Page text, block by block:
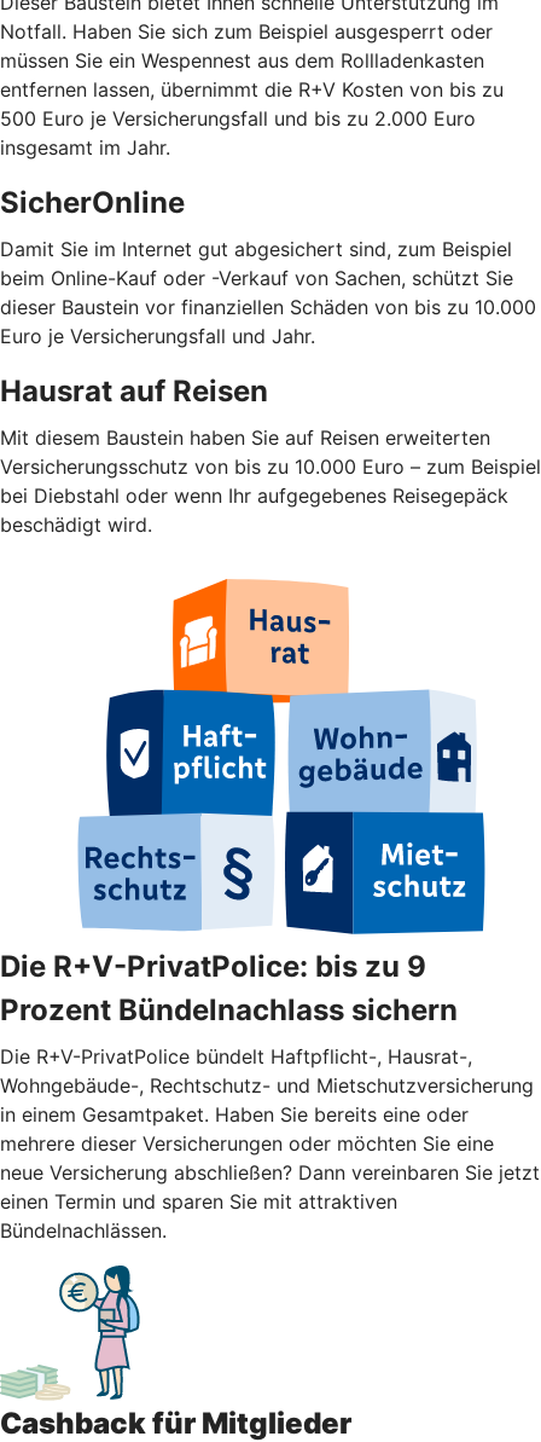
Notfall. Haben Sie sich zum Beispiel ausgesperrt oder
müssen Sie ein Wespennest aus dem Rollladenkasten
entfernen lassen, übernimmt die R+V Kosten von bis zu
500 Euro je Versicherungsfall und bis zu 2.000 Euro
insgesamt im Jahr.
SicherOnline
Damit Sie im Internet gut abgesichert sind, zum Beispiel
beim Online-Kauf oder -Verkauf von Sachen, schützt Sie
dieser Baustein vor finanziellen Schäden von bis zu 10.000
Euro je Versicherungsfall und Jahr.
Hausrat auf Reisen
Mit diesem Baustein haben Sie auf Reisen erweiterten
Versicherungsschutz von bis zu 10.000 Euro – zum Beispiel
bei Diebstahl oder wenn Ihr aufgegebenes Reisegepäck
beschädigt wird.
Die R+V-PrivatPolice: bis zu 9
Prozent Bündelnachlass sichern
Die R+V-PrivatPolice bündelt Haftpflicht-, Hausrat-,
Wohngebäude-, Rechtschutz- und Mietschutzversicherung
in einem Gesamtpaket. Haben Sie bereits eine oder
mehrere dieser Versicherungen oder möchten Sie eine
neue Versicherung abschließen? Dann vereinbaren Sie jetzt
einen Termin und sparen Sie mit attraktiven
Bündelnachlässen.
Cashback für Mitglieder